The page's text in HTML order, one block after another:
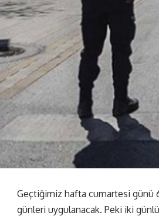
Geçtiğimiz hafta cumartesi günü
günleri uygulanacak. Peki iki